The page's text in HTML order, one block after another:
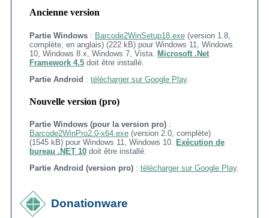
Ancienne version
Partie Windows: Barcode2WinSetup18.exe(version 1.8,
complète, en anglais) (222 kB) pour Windows 11, Windows
10, Windows 8.x, Windows 7, Vista. Microsoft .Net
Framework 4.5doit être installé.
Partie Android : télécharger sur Google Play.
Nouvelle version (pro)
Partie Windows (pour la version pro):
Barcode2WinPro2.0-x64.exe(version 2.0, complète)
(1545 kB) pour Windows 11, Windows 10. Exécution de
bureau .NET 10doit être installé.
Partie Android (version pro): télécharger sur Google Play.
Donationware